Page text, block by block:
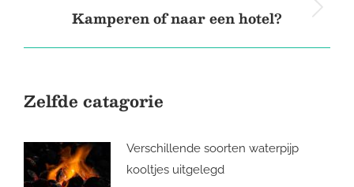
Next
Kamperen of naar een hotel?
Zelfde catagorie
Verschillende soorten waterpijp
kooltjes uitgelegd